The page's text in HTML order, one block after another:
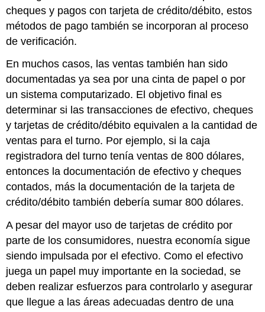
cheques y pagos con tarjeta de crédito/débito, estos
métodos de pago también se incorporan al proceso
de verificación.
En muchos casos, las ventas también han sido
documentadas ya sea por una cinta de papel o por
un sistema computarizado. El objetivo final es
determinar si las transacciones de efectivo, cheques
y tarjetas de crédito/débito equivalen a la cantidad de
ventas para el turno. Por ejemplo, si la caja
registradora del turno tenía ventas de 800 dólares,
entonces la documentación de efectivo y cheques
contados, más la documentación de la tarjeta de
crédito/débito también debería sumar 800 dólares.
A pesar del mayor uso de tarjetas de crédito por
parte de los consumidores, nuestra economía sigue
siendo impulsada por el efectivo. Como el efectivo
juega un papel muy importante en la sociedad, se
deben realizar esfuerzos para controlarlo y asegurar
que llegue a las áreas adecuadas dentro de una